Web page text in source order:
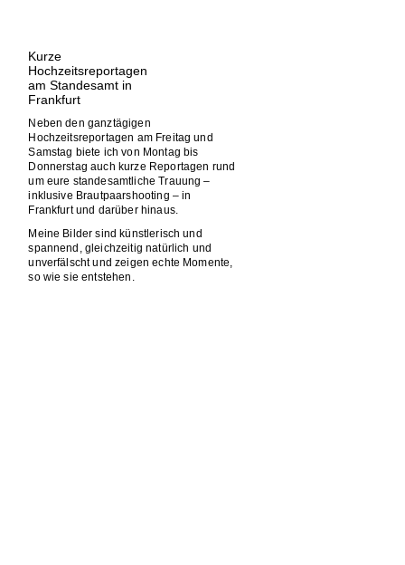
Kurze
Hochzeitsreportagen
am Standesamt in
Frankfurt
Neben den ganztägigen
Hochzeitsreportagen am Freitag und
Samstag biete ich von Montag bis
Donnerstag auch kurze Reportagen rund
um eure standesamtliche Trauung –
inklusive Brautpaarshooting – in
Frankfurt und darüber hinaus.
Meine Bilder sind künstlerisch und
spannend, gleichzeitig natürlich und
unverfälscht und zeigen echte Momente,
so wie sie entstehen.